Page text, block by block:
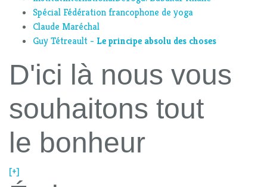
Spécial Fédération francophone de yoga
Claude Maréchal
Guy Tétreault - Le principe absolu des choses
D'ici là nous vous
souhaitons tout
le bonheur
[+]